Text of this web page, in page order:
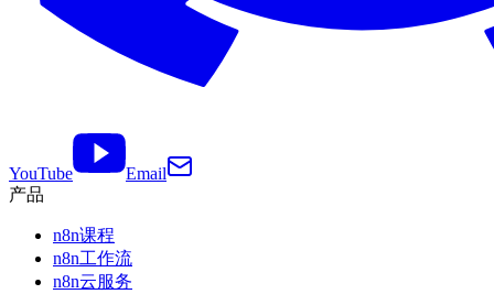
YouTube
Email
产品
n8n课程
n8n工作流
n8n云服务